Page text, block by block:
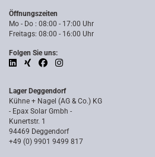
Öffnungszeiten
Mo - Do : 08:00 - 17:00 Uhr
Freitags: 08:00 - 16:00 Uhr
Folgen Sie uns:
Lager Deggendorf
Kühne + Nagel (AG & Co.) KG
- Epax Solar Gmbh -
Kunertstr. 1
94469 Deggendorf
+49 (0) 9901 9499 817